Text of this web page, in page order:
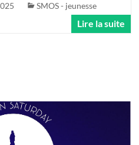
SMOS - jeunesse
Lire la suite